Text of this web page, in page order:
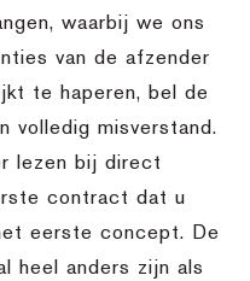
waarbij we ons
van de afzender
te haperen, bel de
volledig misverstand.
lezen bij direct
contract dat u
eerste concept. De
heel anders zijn als